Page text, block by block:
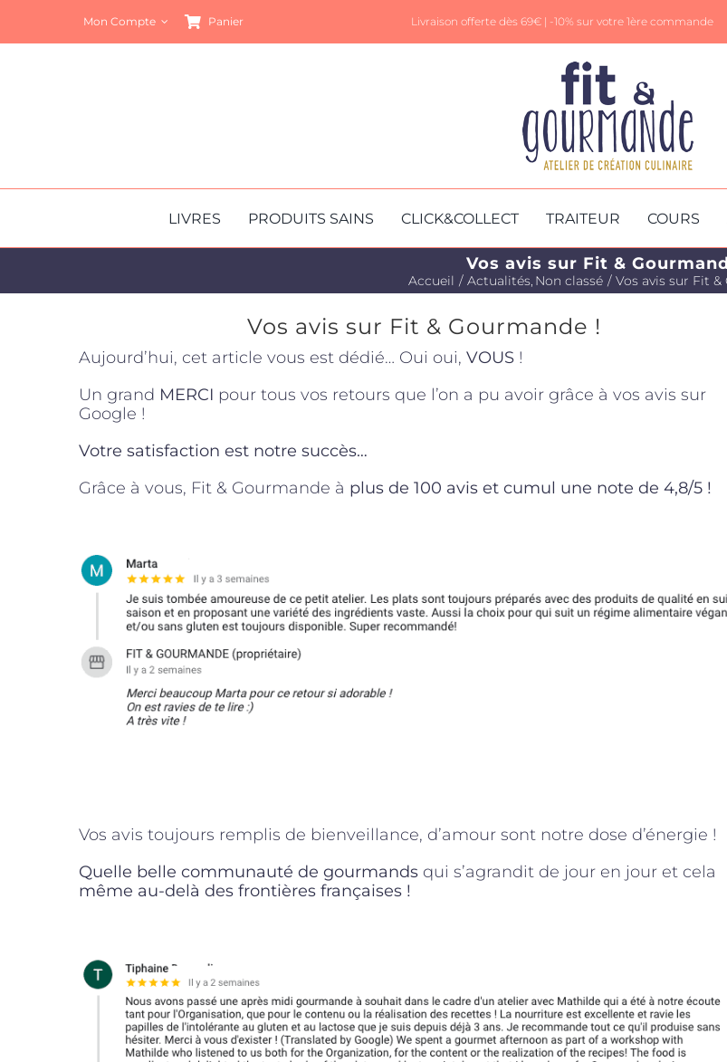
contenu
Mon Compte Panier Livraison offerte dès 69€ | -10% sur votre 1ère commande
LIVRES PRODUITS SAINS CLICK&COLLECT TRAITEUR COURS
Vos avis sur Fit &
Accueil Actualités Non classé Vos avis sur Fit
Vos avis sur Fit & Gourmande !
Aujourd’hui, cet article vous est dédié… Oui oui, VOUS !
Un grand MERCI pour tous vos retours que l’on a pu avoir grâce à vos avis sur
Google !
Votre satisfaction est notre succès…
Grâce à vous, Fit & Gourmande à plus de 100 avis et cumul une note de 4,8/5 !
Vos avis toujours remplis de bienveillance, d’amour sont notre dose d’énergie !
Quelle belle communauté de gourmands qui s’agrandit de jour en jour et cela
même au-delà des frontières françaises !